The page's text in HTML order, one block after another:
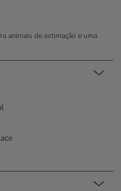
animais de estimação e uma